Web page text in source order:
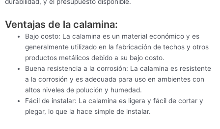
Ventajas de la calamina:
Bajo costo: La calamina es un material económico y es
generalmente utilizado en la fabricación de techos y otros
productos metálicos debido a su bajo costo.
Buena resistencia a la corrosión: La calamina es resistente
a la corrosión y es adecuada para uso en ambientes con
altos niveles de polución y humedad.
Fácil de instalar: La calamina es ligera y fácil de cortar y
plegar, lo que la hace simple de instalar.